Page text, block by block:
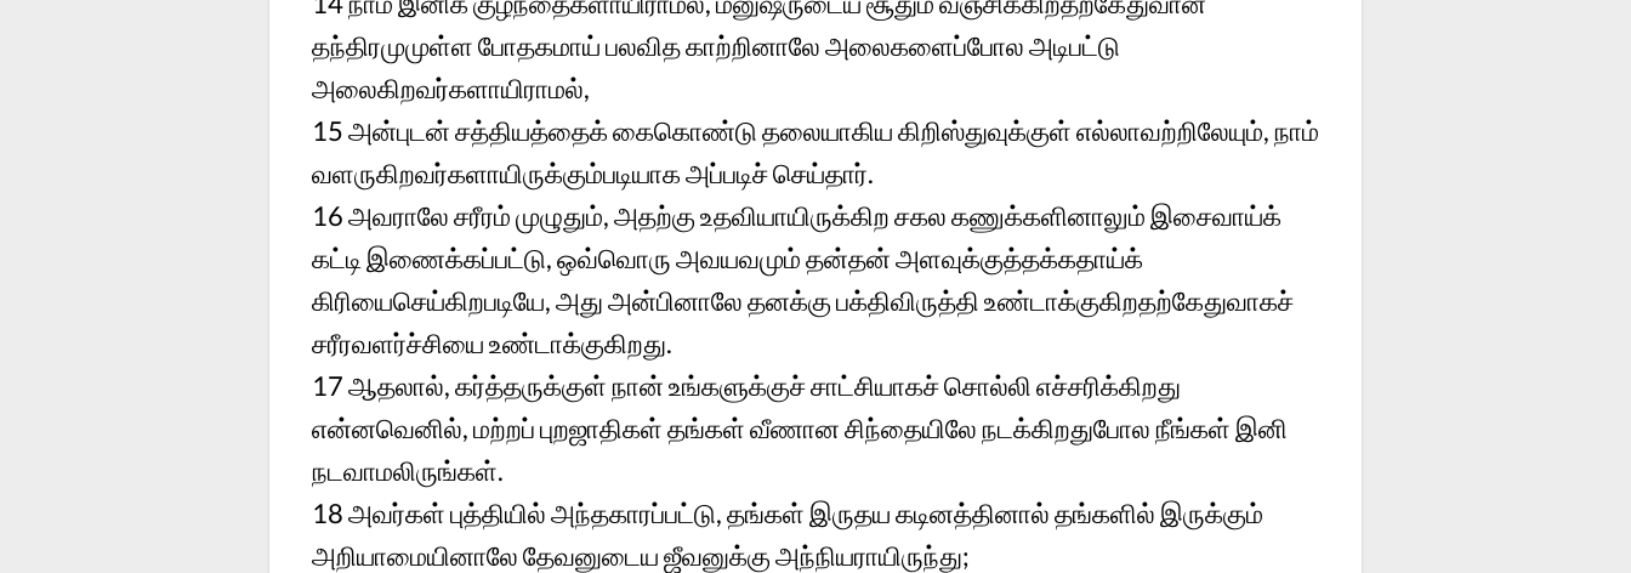
தந்திரமுமுள்ள போதகமாய் பலவித காற்றினாலே அலைகளைப்போல அடிபட்டு
அலைகிறவர்களாயிராமல்,
15அன்புடன் சத்தியத்தைக் கைகொண்டு தலையாகிய கிறிஸ்துவுக்குள் எல்லாவற்றிலேயும், நாம்
வளருகிறவர்களாயிருக்கும்படியாக அப்படிச் செய்தார்.
16அவராலே சரீரம் முழுதும், அதற்கு உதவியாயிருக்கிற சகல கணுக்களினாலும் இசைவாய்க்
கட்டி இணைக்கப்பட்டு, ஒவ்வொரு அவயவமும் தன்தன் அளவுக்குத்தக்கதாய்க்
கிரியைசெய்கிறபடியே, அது அன்பினாலே தனக்கு பக்திவிருத்தி உண்டாக்குகிறதற்கேதுவாகச்
சரீரவளர்ச்சியை உண்டாக்குகிறது.
17ஆதலால், கர்த்தருக்குள் நான் உங்களுக்குச் சாட்சியாகச் சொல்லி எச்சரிக்கிறது
என்னவெனில், மற்றப் புறஜாதிகள் தங்கள் வீணான சிந்தையிலே நடக்கிறதுபோல நீங்கள் இனி
நடவாமலிருங்கள்.
18அவர்கள் புத்தியில் அந்தகாரப்பட்டு, தங்கள் இருதய கடினத்தினால் தங்களில் இருக்கும்
அறியாமையினாலே தேவனுடைய ஜீவனுக்கு அந்நியராயிருந்து;